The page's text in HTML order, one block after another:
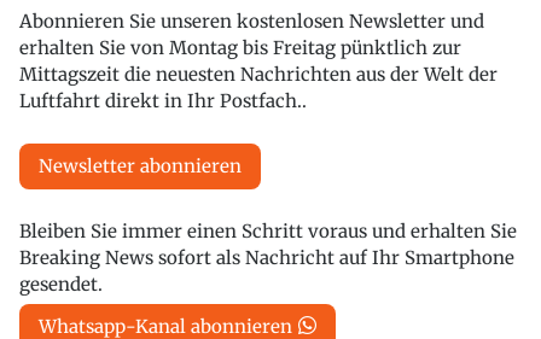
Abonnieren Sie unseren kostenlosen Newsletter und
erhalten Sie von Montag bis Freitag pünktlich zur
Mittagszeit die neuesten Nachrichten aus der Welt der
Luftfahrt direkt in Ihr Postfach..
Newsletter abonnieren
Bleiben Sie immer einen Schritt voraus und erhalten Sie
Breaking News sofort als Nachricht auf Ihr Smartphone
gesendet.
Whatsapp-Kanal abonnieren